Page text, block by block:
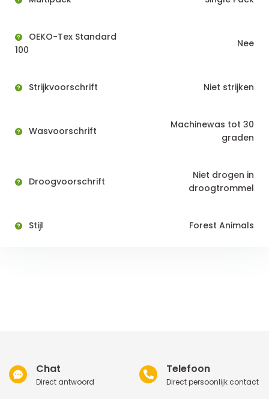
OEKO-Tex Standard
100
Nee
Strijkvoorschrift Niet strijken
Wasvoorschrift
Machinewas tot 30
graden
Droogvoorschrift
Niet drogen in
droogtrommel
Stijl Forest Animals
Chat
Direct antwoord
Telefoon
Direct persoonlijk contact